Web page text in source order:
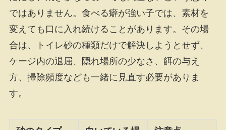
ではありません。食べる癖が強い子では、素材を
変えても口に入れ続けることがあります。その場
合は、トイレ砂の種類だけで解決しようとせず、
ケージ内の退屈、隠れ場所の少なさ、餌の与え
方、掃除頻度なども一緒に見直す必要がありま
す。